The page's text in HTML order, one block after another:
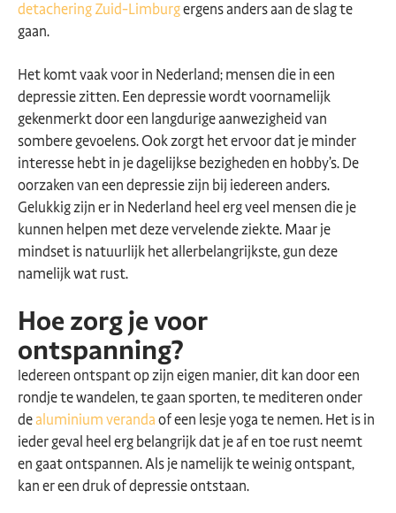
detachering Zuid-Limburgergens anders aan de slag te
gaan.
Het komt vaak voor in Nederland; mensen die in een
depressie zitten. Een depressie wordt voornamelijk
gekenmerkt door een langdurige aanwezigheid van
sombere gevoelens. Ook zorgt het ervoor dat je minder
interesse hebt in je dagelijkse bezigheden en hobby’s. De
oorzaken van een depressie zijn bij iedereen anders.
Gelukkig zijn er in Nederland heel erg veel mensen die je
kunnen helpen met deze vervelende ziekte. Maar je
mindset is natuurlijk het allerbelangrijkste, gun deze
namelijk wat rust.
Hoe zorg je voor
ontspanning?
Iedereen ontspant op zijn eigen manier, dit kan door een
rondje te wandelen, te gaan sporten, te mediteren onder
dealuminium verandaof een lesje yoga te nemen. Het is in
ieder geval heel erg belangrijk dat je af en toe rust neemt
en gaat ontspannen. Als je namelijk te weinig ontspant,
kan er een druk of depressie ontstaan.